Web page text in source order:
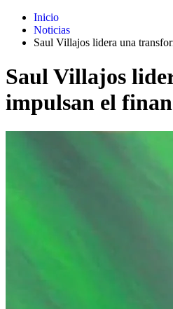
Inicio
Noticias
Saul Villajos lidera una
Saul Villajos
impulsan el